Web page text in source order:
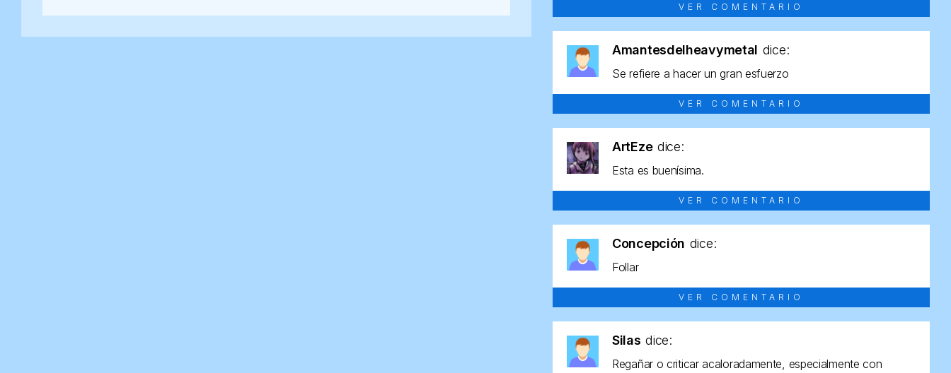
VER COMENTARIO
Amantesdelheavymetal dice:
Se refiere a hacer un gran esfuerzo
VER COMENTARIO
ArtEze dice:
Esta es buenísima.
VER COMENTARIO
Concepción dice:
Follar
VER COMENTARIO
Silas dice:
Regañar o criticar acaloradamente, especialmente con